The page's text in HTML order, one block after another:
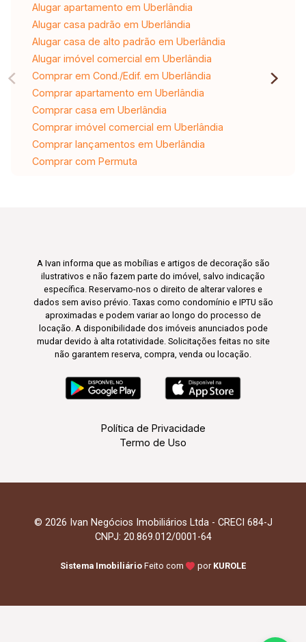
Alugar apartamento em Uberlândia
Alugar casa padrão em Uberlândia
Alugar casa de alto padrão em Uberlândia
Alugar imóvel comercial em Uberlândia
Comprar em Cond./Edif. em Uberlândia
Comprar apartamento em Uberlândia
Comprar casa em Uberlândia
Comprar imóvel comercial em Uberlândia
Comprar lançamentos em Uberlândia
Comprar com Permuta
A Ivan informa que as mobílias e artigos de decoração são
ilustrativos e não fazem parte do imóvel, salvo indicação
específica. Reservamo-nos o direito de alterar valores e
dados sem aviso prévio. Taxas como condomínio e IPTU são
aproximadas e podem variar ao longo do processo de
locação. A disponibilidade dos imóveis anunciados pode
mudar devido à alta rotatividade. Solicitações feitas no site
não garantem reserva, compra, venda ou locação.
Política de Privacidade
Termo de Uso
© 2026 Ivan Negócios Imobiliários Ltda - CRECI 684-J
CNPJ: 20.869.012/0001-64
Sistema Imobiliário Feito com por KUROLE